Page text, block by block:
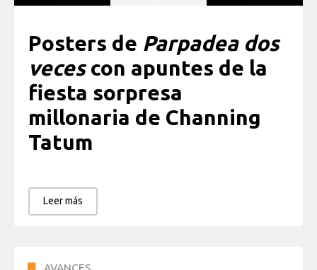
Posters de Parpadea dos
vecescon apuntes de la
fiesta sorpresa
millonaria de Channing
Tatum
Leer más
AVANCES